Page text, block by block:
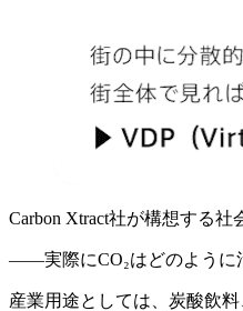
Carbon Xtract社が構想する社
——実際にCO₂はどのように
産業用途としては、炭酸飲